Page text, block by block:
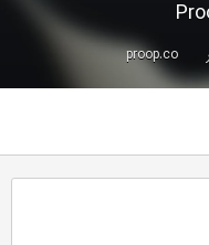
proop.co